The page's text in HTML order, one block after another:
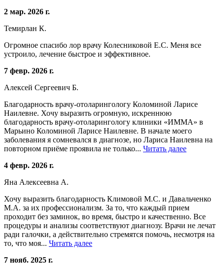
2 мар. 2026 г.
Темирлан К.
Огромное спасибо лор врачу Колесниковой Е.С. Меня все
устроило, лечение быстрое и эффективное.
7 февр. 2026 г.
Алексей Сергеевич Б.
Благодарность врачу-отоларингологу Коломиной Ларисе
Наилевне. Хочу выразить огромную, искреннюю
благодарность врачу-отоларингологу клиники «ИММА» в
Марьино Коломиной Ларисе Наилевне. В начале моего
заболевания я сомневался в диагнозе, но Лариса Наилевна на
повторном приёме проявила не только... Читать далее
4 февр. 2026 г.
Яна Алексеевна А.
Хочу выразить благодарность Климовой М.С. и Давальченко
М.А. за их профессионализм. За то, что каждый прием
проходит без заминок, во время, быстро и качественно. Все
процедуры и анализы соответствуют диагнозу. Врачи не лечат
ради галочки, а действительно стремятся помочь, несмотря на
то, что моя... Читать далее
7 нояб. 2025 г.